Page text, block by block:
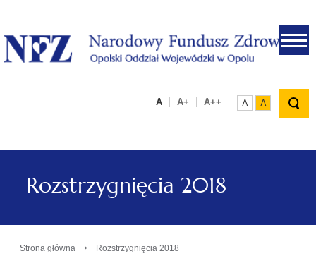
.
A A+ A++ A A
Rozstrzygnięcia 2018
Strona główna › Rozstrzygnięcia 2018